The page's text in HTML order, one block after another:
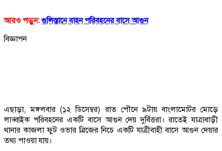
আরও পড়ুন: গুলিস্তানে বাহন পরিবহনের বাসে আগুন
বিজ্ঞাপন
এছাড়া, মঙ্গলবার (১২ ডিসেম্বর) রাত পৌনে ৯টায় বাংলামোটর মোড়ে
লাব্বাইক পরিবহনের একটি বাসে আগুন দেয় দুর্বিত্তরা। রাতেই যাত্রাবাড়ী
থানার কাজলা ফুট ওভার ব্রিজের নিচে একটি যাত্রীবাহী বাসে আগুন দেয়ার
তথ্য পাওয়া যায়।